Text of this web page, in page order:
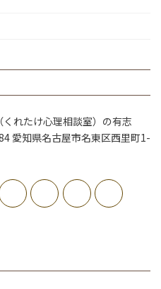
れたけ心理相談室）の有志
愛知県名古屋市名東区西里町1-